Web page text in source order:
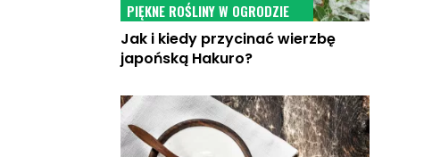
PIĘKNE ROŚLINY W OGRODZIE
Jak i kiedy przycinać wierzbę
japońską Hakuro?